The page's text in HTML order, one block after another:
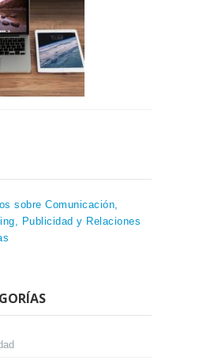
sobre Comunicación,
Publicidad y Relaciones